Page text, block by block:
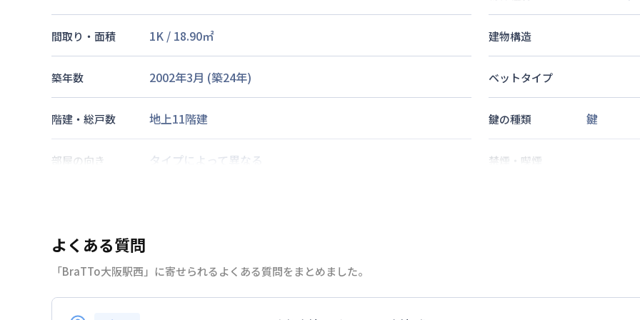
間取り・面積 1K / 18.90㎡ 建物構造
築年数 2002年3月 (築24年) ベットタイプ
階建・総戸数 地上11階建 鍵の種類 鍵
部屋の向き タイプによって異なる 禁煙・喫煙
情報更新日 2026年7月24日
よくある質問
「BraTTo大阪駅西」に寄せられるよくある質問をまとめました。